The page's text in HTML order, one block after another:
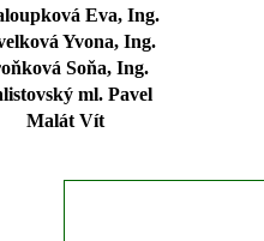
Eva, Ing.
Yvona, Ing.
Soňa, Ing.
ml. Pavel
Malát Vít